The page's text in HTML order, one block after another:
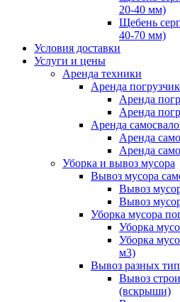
20-40 мм)
Щебень
40-70 мм)
Условия доставки
Услуги и цены
Аренда техники
Аренда
Аренда
Аренда
Аренда
Аренда
Аренда
Уборка и вывоз мусора
Вывоз мусора
Вывоз
Вывоз
Уборка мусора
Уборка
Уборка
м3)
Вывоз разных
Вывоз
(вскрыши)